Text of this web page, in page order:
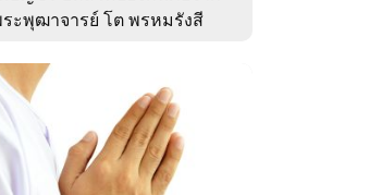
ระพุฒาจารย์ โต พรหมรังสี